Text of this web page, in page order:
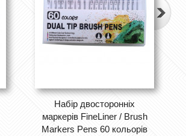
Набір двосторонніх
маркерів FineLiner / Brush
Markers Pens 60 кольорів